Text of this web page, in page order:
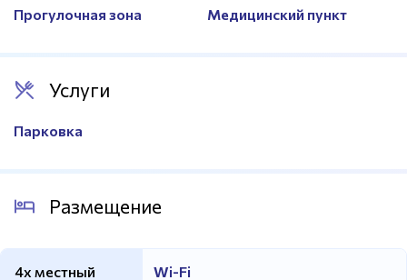
Прогулочная зона
Медицинский пункт
Услуги
Парковка
Размещение
4х местный Wi-Fi